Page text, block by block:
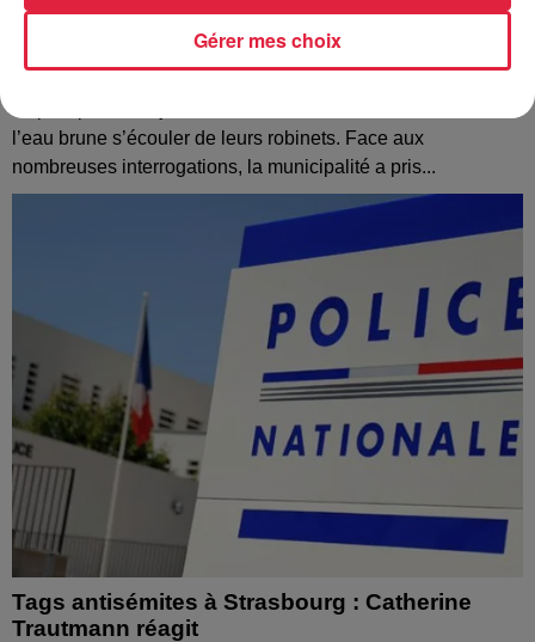
l’eau brune s’écouler de leurs robinets. Face aux
nombreuses interrogations, la municipalité a pris...
Tags antisémites à Strasbourg : Catherine
Trautmann réagit
Gérer mes choix